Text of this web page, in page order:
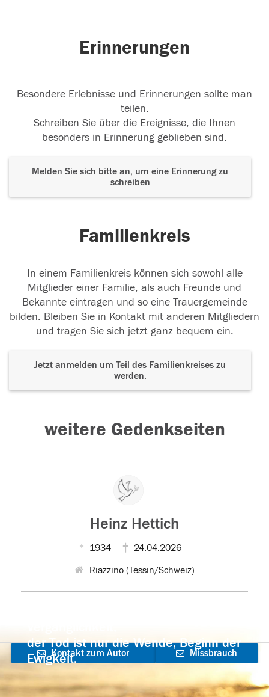
Erinnerungen
Besondere Erlebnisse und Erinnerungen sollte man
teilen.
Schreiben Sie über die Ereignisse, die Ihnen
besonders in Erinnerung geblieben sind.
Melden Sie sich bitte an, um eine Erinnerung zu
schreiben
Familienkreis
In einem Familienkreis können sich sowohl alle
Mitglieder einer Familie, als auch Freunde und
Bekannte eintragen und so eine Trauergemeinde
bilden. Bleiben Sie in Kontakt mit anderen Mitgliedern
und tragen Sie sich jetzt ganz bequem ein.
Jetzt anmelden um Teil des Familienkreises zu
werden.
weitere Gedenkseiten
Heinz Hettich
1934 24.04.2026
Riazzino (Tessin/Schweiz)
der Tod ist nur die Wende, Beginn der
Ewigkeit.
Kontakt zum Autor
aufnehmen
Missbrauch